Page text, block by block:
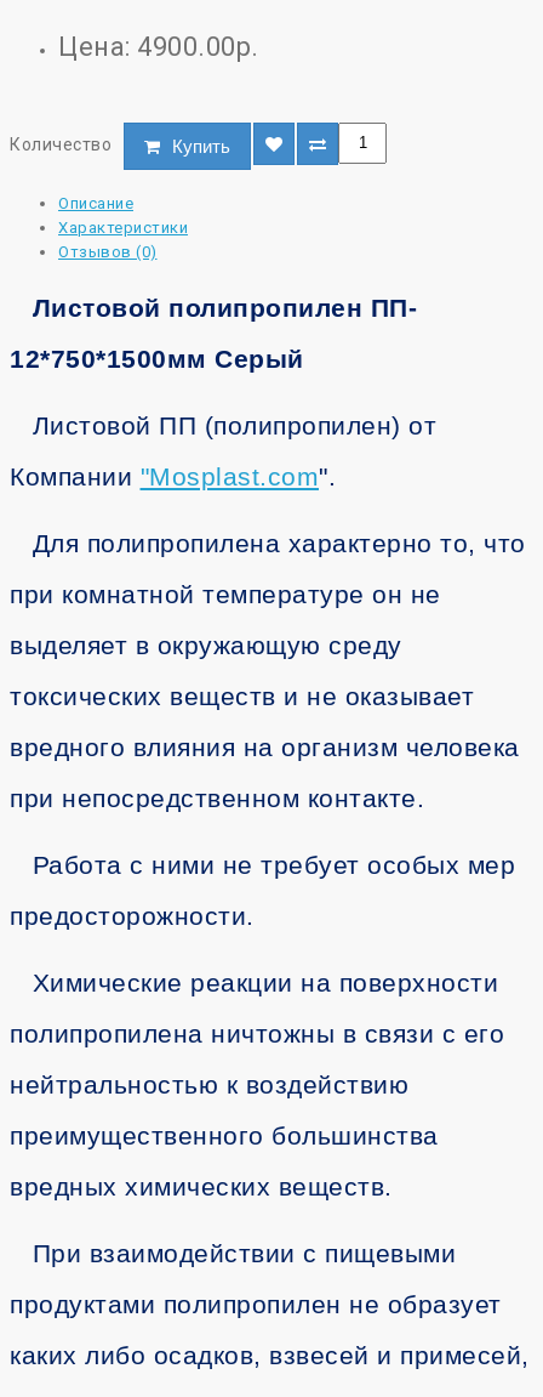
Цена: 4900.00р.
Количество Купить
Описание
Характеристики
Отзывов (0)
Листовой полипропилен ПП-
12*750*1500мм Серый
Листовой ПП (полипропилен) от
Компании "Mosplast.com".
Для полипропилена характерно то, что
при комнатной температуре он не
выделяет в окружающую среду
токсических веществ и не оказывает
вредного влияния на организм человека
при непосредственном контакте.
Работа с ними не требует особых мер
предосторожности.
Химические реакции на поверхности
полипропилена ничтожны в связи с его
нейтральностью к воздействию
преимущественного большинства
вредных химических веществ.
При взаимодействии с пищевыми
продуктами полипропилен не образует
каких либо осадков, взвесей и примесей,